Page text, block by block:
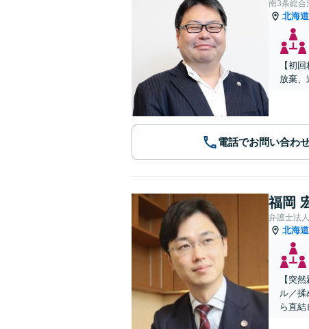
南3条総合
北海道
【初
放棄、
電話でお問い合わ
福岡
弁護士法
北海道
【突
ル／
ら直結